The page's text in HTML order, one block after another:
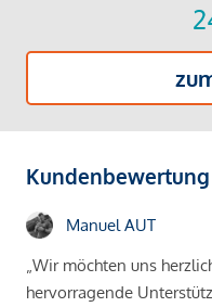
Kundenbewertung
Manuel AUT
„Wir möchten uns
hervorragende